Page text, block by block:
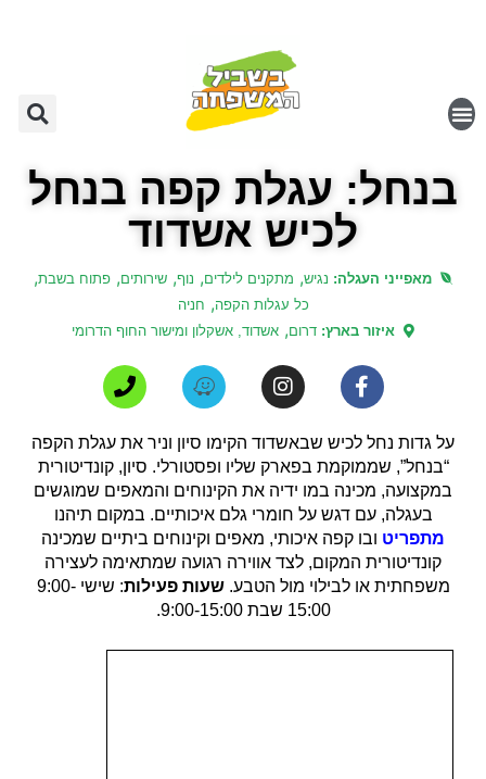
בנחל: עגלת קפה בנחל
לכיש אשדוד
מאפייני העגלה: נגיש, מתקנים לילדים, נוף, שירותים, פתוח בשבת,
כל עגלות הקפה, חניה
איזור בארץ: דרום, אשדוד, אשקלון ומישור החוף הדרומי
על גדות נחל לכיש שבאשדוד הקימו סיון וניר את עגלת הקפה
“בנחל”, שממוקמת בפארק שליו ופסטורלי. סיון, קונדיטורית
במקצועה, מכינה במו ידיה את הקינוחים והמאפים שמוגשים
בעגלה, עם דגש על חומרי גלם איכותיים. במקום תיהנו
מתפריט ובו קפה איכותי, מאפים וקינוחים ביתיים שמכינה
קונדיטורית המקום, לצד אווירה רגועה שמתאימה לעצירה
משפחתית או לבילוי מול הטבע.שעות פעילות
: שישי 9:00-
15:00 שבת 9:00-15:00.